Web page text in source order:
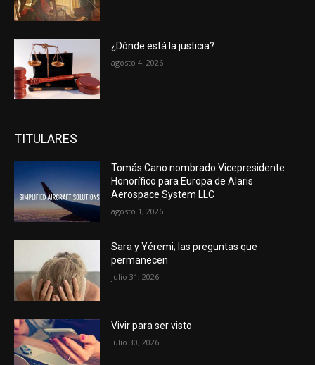
¿Dónde está la justicia?
agosto 4, 2026
TITULARES
Tomás Cano nombrado Vicepresidente
Honorífico para Europa de Alaris
Aerospace System LLC
agosto 1, 2026
Sara y Yéremi; las preguntas que
permanecen
julio 31, 2026
Vivir para ser visto
julio 30, 2026